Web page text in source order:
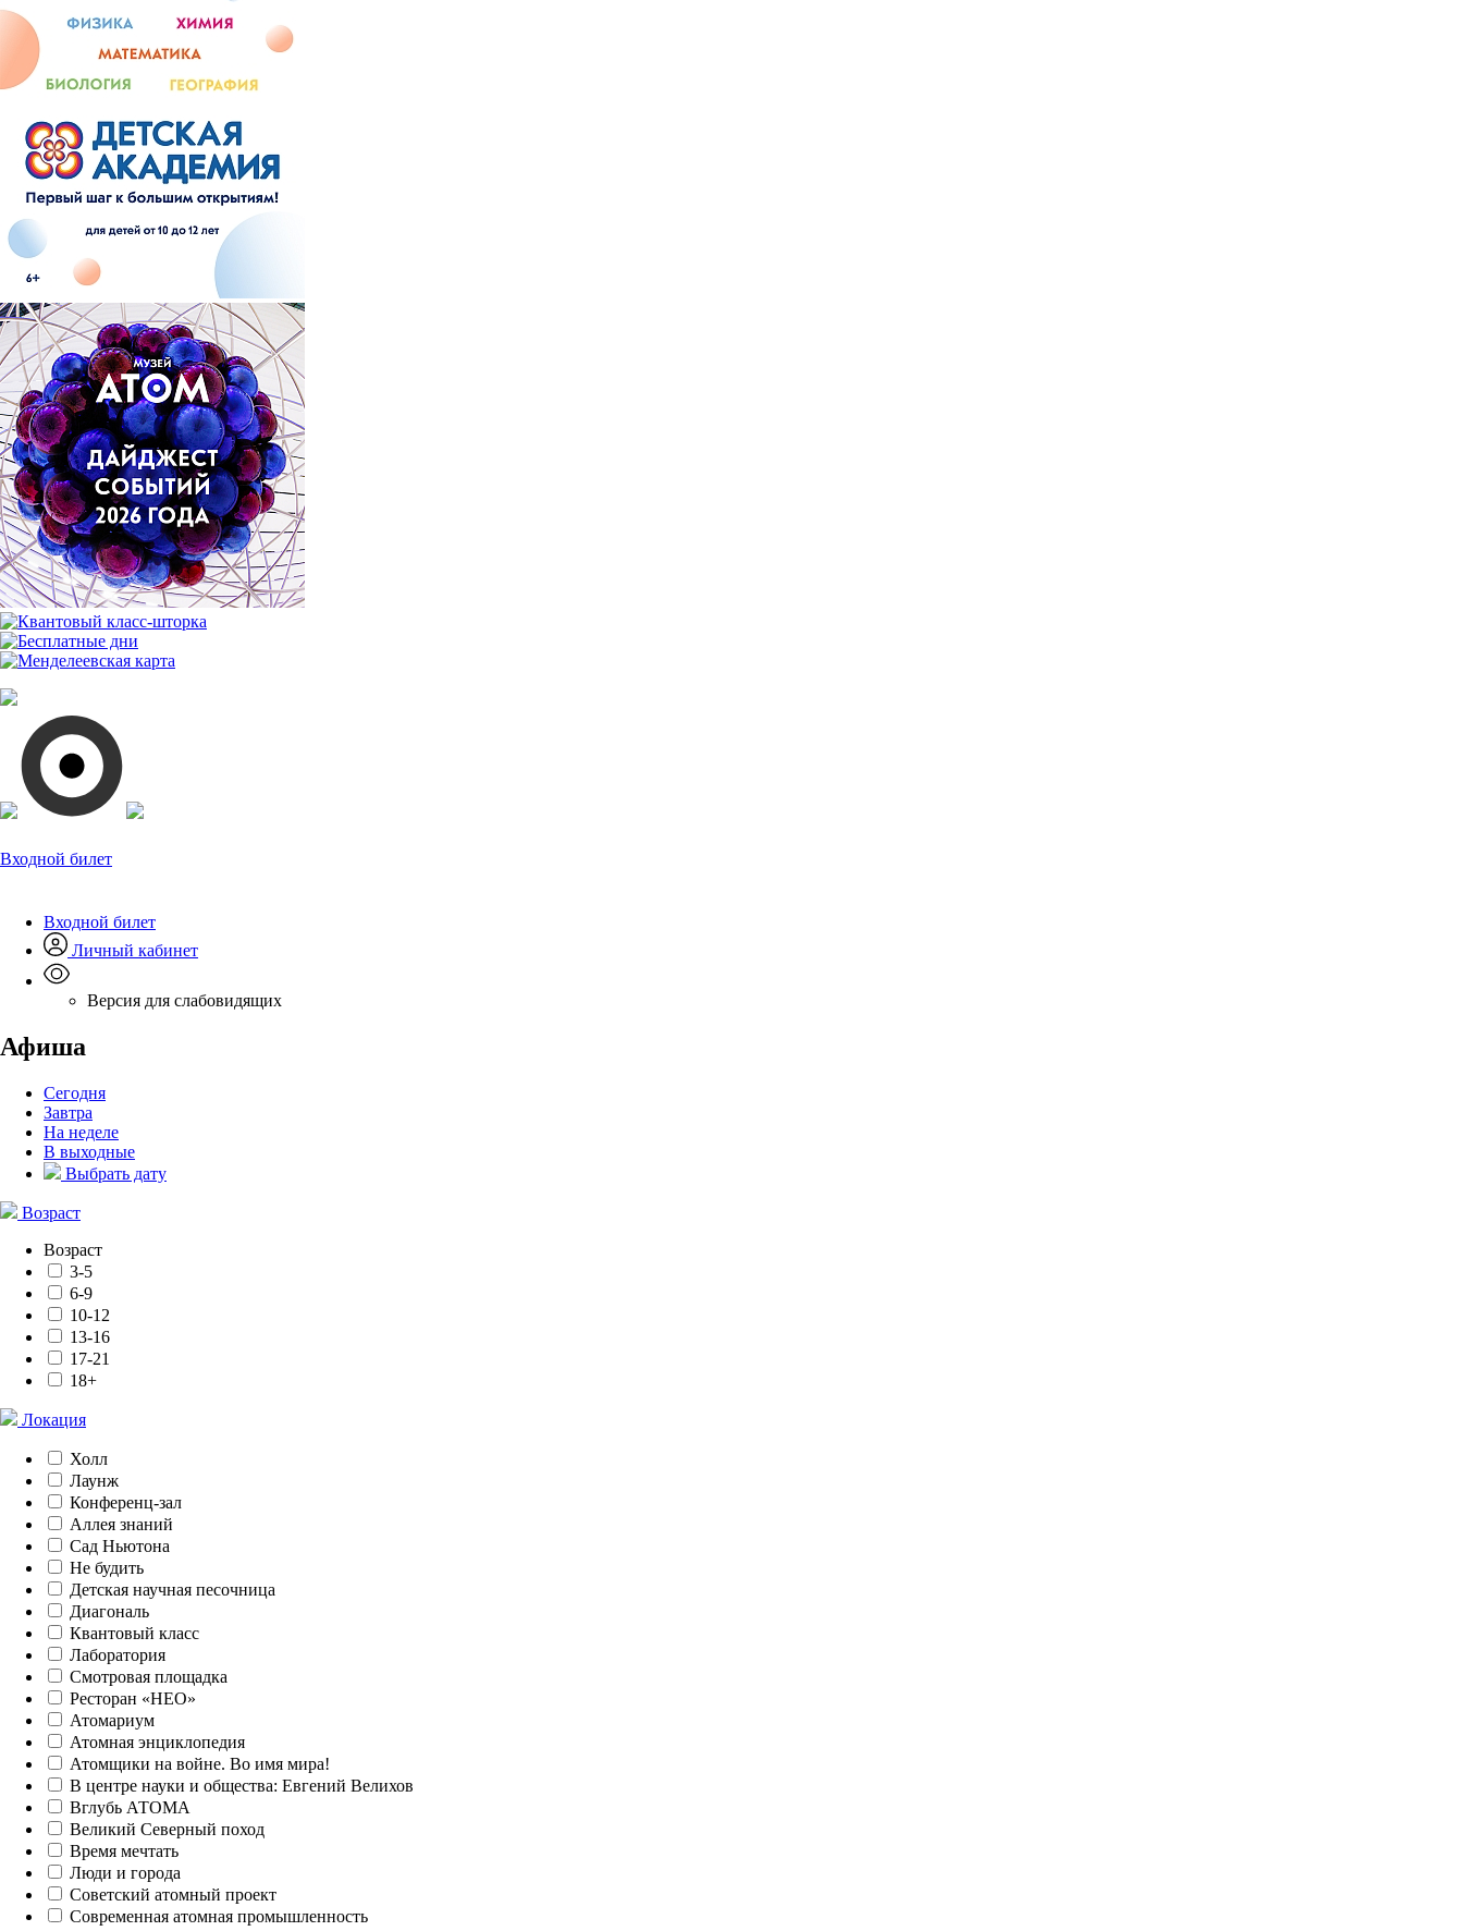
Входной билет
Входной билет
Личный кабинет
Версия для слабовидящих
Афиша
Сегодня
Завтра
На неделе
В выходные
Выбрать дату
Возраст
Возраст
3-5
6-9
10-12
13-16
17-21
18+
Локация
Холл
Лаунж
Конференц-зал
Аллея знаний
Сад Ньютона
Не будить
Детская научная песочница
Диагональ
Квантовый класс
Лаборатория
Смотровая площадка
Ресторан «НЕО»
Атомариум
Атомная энциклопедия
Атомщики на войне. Во имя мира!
В центре науки и общества: Евгений Велихов
Вглубь АТОМА
Великий Северный поход
Время мечтать
Люди и города
Советский атомный проект
Современная атомная промышленность